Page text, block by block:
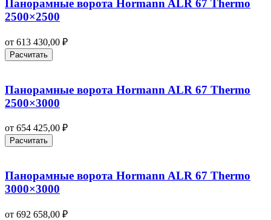
Панорамные ворота Hormann ALR 67 Thermo
2500×2500
от 613 430,00 ₽
Расчитать
Панорамные ворота Hormann ALR 67 Thermo
2500×3000
от 654 425,00 ₽
Расчитать
Панорамные ворота Hormann ALR 67 Thermo
3000×3000
от 692 658,00 ₽